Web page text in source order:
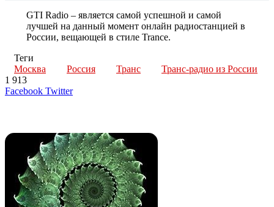
GTI Radio – является самой успешной и самой
лучшей на данный момент онлайн радиостанцией в
России, вещающей в стиле Trance.
Теги
Москва
Россия Транс
Транс-радио из России
1 913
Facebook TwitterLinkedIn
Tumblr
Reddit
Вконтакте
Одноклассники
Skype
Messenger
Messenger
WhatsApp
Telegram
Viber
Line
Поделиться
Печатать